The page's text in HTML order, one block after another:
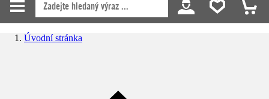
Úvodní stránka